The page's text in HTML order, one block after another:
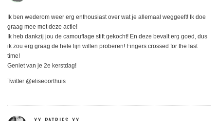
Ik ben wederom weer erg enthousiast over wat je allemaal weggeeft! Ik doe
graag mee met deze actie!
Ik heb dankzij jou de camouflage stift gekocht! En deze bevalt erg goed, dus
ik zou erg graag de hele lijn willen proberen! Fingers crossed for the last
time!
Geniet van je 2e kerstdag!
Twitter @eliseoorthuis